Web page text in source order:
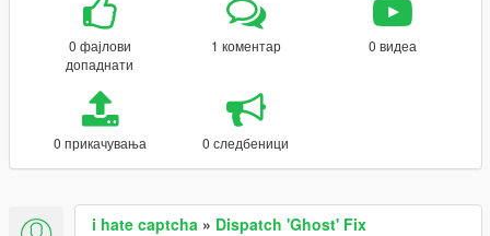
0 фајлови
допаднати
1 коментар 0 видеа
0 прикачувања 0 следбеници
i hate captcha » Dispatch 'Ghost' Fix